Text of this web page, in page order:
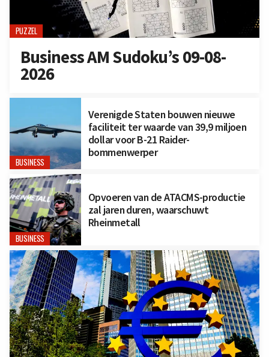
PUZZEL
Business AM Sudoku’s 09-08-
2026
BUSINESS
Verenigde Staten bouwen nieuwe
faciliteit ter waarde van 39,9 miljoen
dollar voor B-21 Raider-
bommenwerper
BUSINESS
Opvoeren van de ATACMS-productie
zal jaren duren, waarschuwt
Rheinmetall